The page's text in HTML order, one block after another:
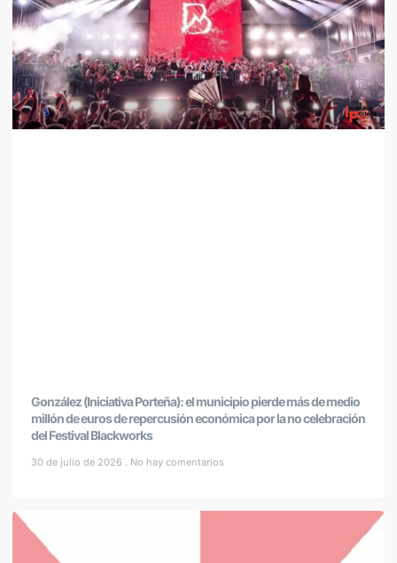
González (Iniciativa Porteña): el municipio pierde más de medio
millón de euros de repercusión económica por la no celebración
del Festival Blackworks
30 de julio de 2026 No hay comentarios